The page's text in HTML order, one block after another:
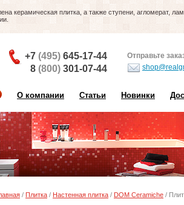
керамическая плитка, а также ступени, агломерат,
+7 (495) 645-17-44
8 (800) 301-07-44
Отправьте
О компании Статьи Новинки
/ Плитка / Настенная плитка / DOM Ceramiche /